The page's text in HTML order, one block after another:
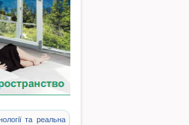
та реальна